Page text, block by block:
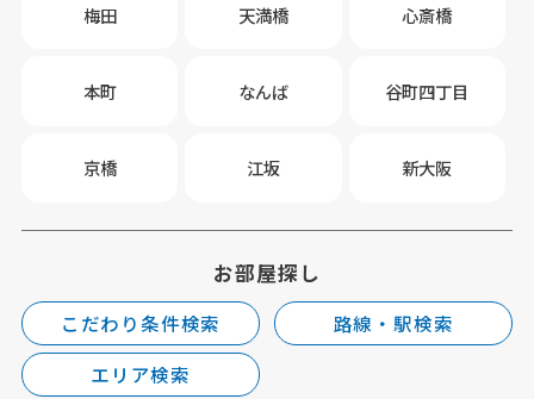
梅田 天満橋 心斎橋
本町 なんば 谷町四丁目
京橋 江坂 新大阪
お部屋探し
こだわり条件検索
路線・駅検索
エリア検索